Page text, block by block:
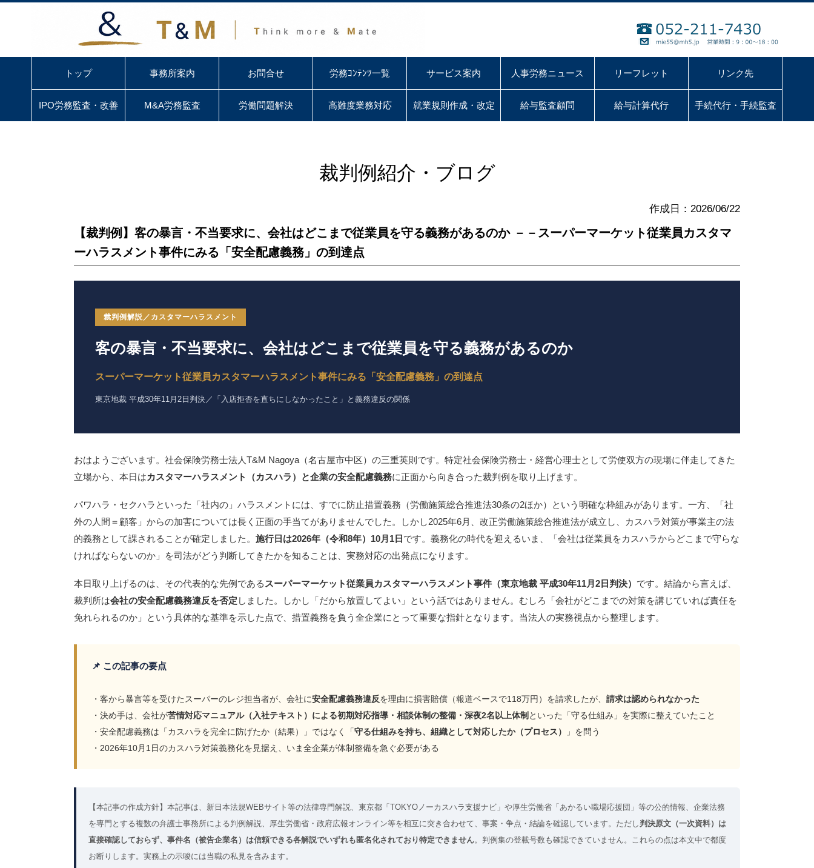
トップ 事務所案内 お問合せ 労務ｺﾝﾃﾝﾂ一覧 サービス案内 人事労務ニュース リーフレット リンク先
IPO労務監査・改善 M&A労務監査 労働問題解決 高難度業務対応 就業規則作成・改定 給与監査顧問 給与計算代行 手続代行・手続監査
裁判例紹介・ブログ
作成日：2026/06/22
【裁判例】客の暴言・不当要求に、会社はどこまで従業員を守る義務があるのか －－スーパーマーケット従業員カスタマ
ーハラスメント事件にみる「安全配慮義務」の到達点
裁判例解説／カスタマーハラスメント
客の暴言・不当要求に、会社はどこまで従業員を守る義務があるのか
スーパーマーケット従業員カスタマーハラスメント事件にみる「安全配慮義務」の到達点
東京地裁 平成30年11月2日判決／「入店拒否を直ちにしなかったこと」と義務違反の関係
おはようございます。社会保険労務士法人T&M Nagoya（名古屋市中区）の三重英則です。特定社会保険労務士・経営心理士として労使双方の現場に伴走してきた
立場から、本日はカスタマーハラスメント（カスハラ）と企業の安全配慮義務に正面から向き合った裁判例を取り上げます。
パワハラ・セクハラといった「社内の」ハラスメントには、すでに防止措置義務（労働施策総合推進法30条の2ほか）という明確な枠組みがあります。一方、「社
外の人間＝顧客」からの加害については長く正面の手当てがありませんでした。しかし2025年6月、改正労働施策総合推進法が成立し、カスハラ対策が事業主の法
的義務として課されることが確定しました。 施行日は2026年（令和8年）10月1日 です。義務化の時代を迎えるいま、「会社は従業員をカスハラからどこまで守らな
ければならないのか」を司法がどう判断してきたかを知ることは、実務対応の出発点になります。
本日取り上げるのは、その代表的な先例である スーパーマーケット従業員カスタマーハラスメント事件（東京地裁 平成30年11月2日判決） です。結論から言えば、
裁判所は会社の安全配慮義務違反を否定 しました。しかし「だから放置してよい」という話ではありません。むしろ「会社がどこまでの対策を講じていれば責任を
免れられるのか」という具体的な基準を示した点で、措置義務を負う全企業にとって重要な指針となります。当法人の実務視点から整理します。
📌 この記事の要点
・客から暴言等を受けたスーパーのレジ担当者が、会社に安全配慮義務違反を理由に損害賠償（報道ベースで118万円）を請求したが、 請求は認められなかった
・決め手は、会社が苦情対応マニュアル（入社テキスト）による初期対応指導・相談体制の整備・深夜2名以上体制 といった「守る仕組み」を実際に整えていたこと
・安全配慮義務は「カスハラを完全に防げたか（結果）」ではなく「守る仕組みを持ち、組織として対応したか（プロセス）
」を問う
・2026年10月1日のカスハラ対策義務化を見据え、いま全企業が体制整備を急ぐ必要がある
【本記事の作成方針】本記事は、新日本法規WEBサイト等の法律専門解説、東京都「TOKYOノーカスハラ支援ナビ」や厚生労働省「あかるい職場応援団」等の公的情報、企業法務
を専門とする複数の弁護士事務所による判例解説、厚生労働省・政府広報オンライン等を相互に突き合わせて、事案・争点・結論を確認しています。ただし判決原文（一次資料）は
直接確認しておらず、事件名（被告企業名）は信頼できる各解説でいずれも匿名化されており特定できません。判例集の登載号数も確認できていません。これらの点は本文中で都度
お断りします。実務上の示唆には当職の私見を含みます。